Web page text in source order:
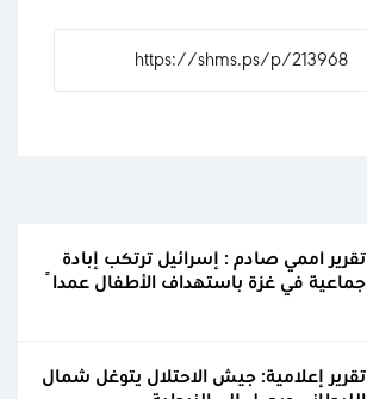
تقرير اممي صادم : إسرائيل ترتكب إبادة
جماعية في غزة باستهداف الأطفال عمداً
تقرير إعلامية: جيش الاحتلال يتوغل شمال